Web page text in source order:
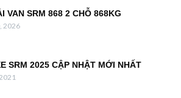
VAN SRM 868 2 CHỖ 868KG
2026
SRM 2025 CẬP NHẬT MỚI NHẤT